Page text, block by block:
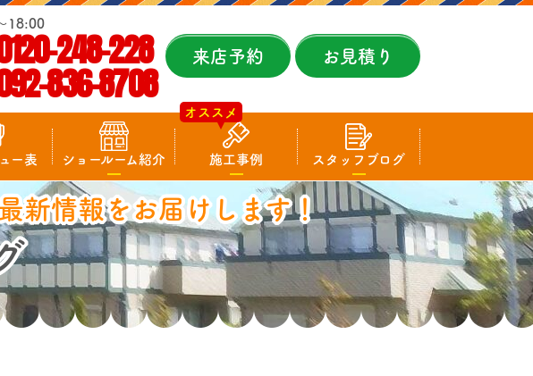
18:00
248-228
836-8708
来店予約 お見積り
ー表 ショールーム紹介 施工事例
オススメ
スタッフブログ
新情報をお届けします！